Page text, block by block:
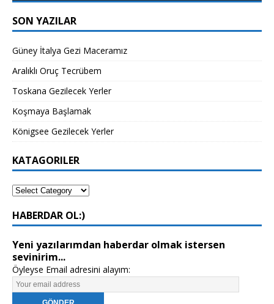
SON YAZILAR
Güney İtalya Gezi Maceramız
Aralıklı Oruç Tecrübem
Toskana Gezilecek Yerler
Koşmaya Başlamak
Königsee Gezilecek Yerler
KATAGORILER
HABERDAR OL:)
Yeni yazılarımdan haberdar olmak istersen
sevinirim...
Öyleyse Email adresini alayım: